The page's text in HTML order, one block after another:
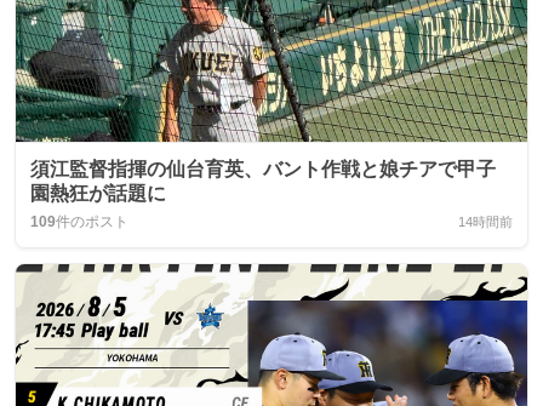
須江監督指揮の仙台育英、バント作戦と娘チアで甲子
園熱狂が話題に
109件のポスト 14時間前